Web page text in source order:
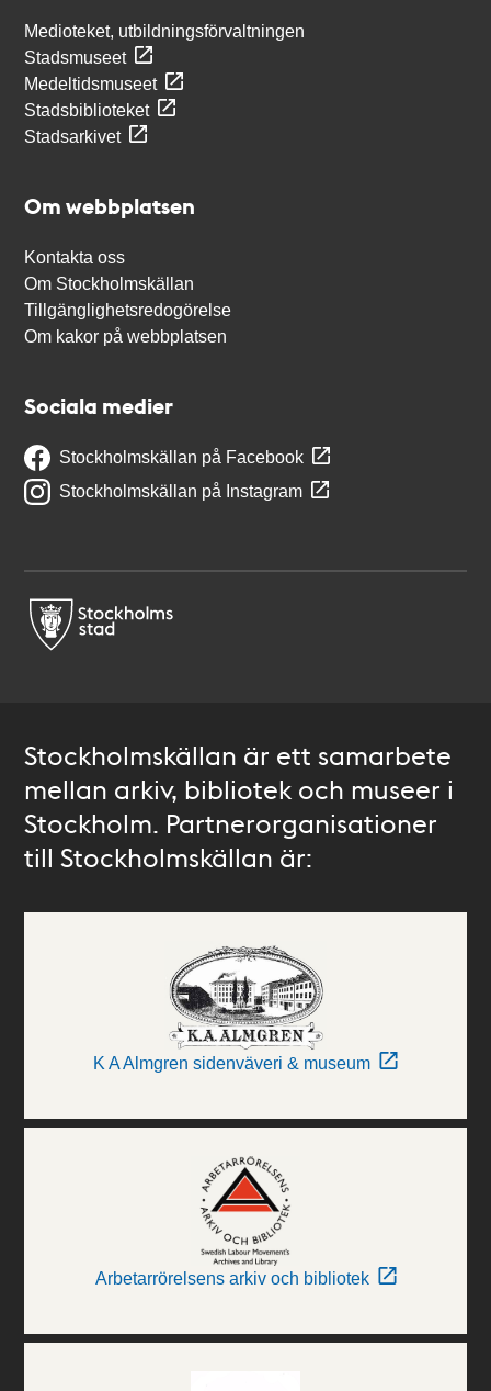
Medioteket, utbildningsförvaltningen
Stadsmuseet
Medeltidsmuseet
Stadsbiblioteket
Stadsarkivet
Om webbplatsen
Kontakta oss
Om Stockholmskällan
Tillgänglighetsredogörelse
Om kakor på webbplatsen
Sociala medier
Stockholmskällan på Facebook
Stockholmskällan på Instagram
Stockholmskällan är ett samarbete
mellan arkiv, bibliotek och museer i
Stockholm. Partnerorganisationer
till Stockholmskällan är:
K A Almgren sidenväveri & museum
Arbetarrörelsens arkiv och bibliotek